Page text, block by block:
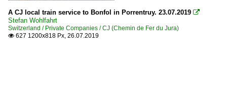
A CJ local train service to Bonfol in Porrentruy. 23.07.2019 
Stefan Wohlfahrt
Switzerland / Private Companies / CJ (Chemin de Fer du Jura)
 627 1200x818 Px, 26.07.2019